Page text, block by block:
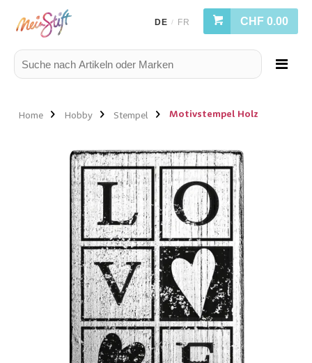
DE / FR CHF 0.00
Home Hobby Stempel Motivstempel Holz